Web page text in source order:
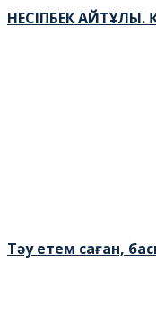
НЕСІПБЕК
Тәу етем саған,